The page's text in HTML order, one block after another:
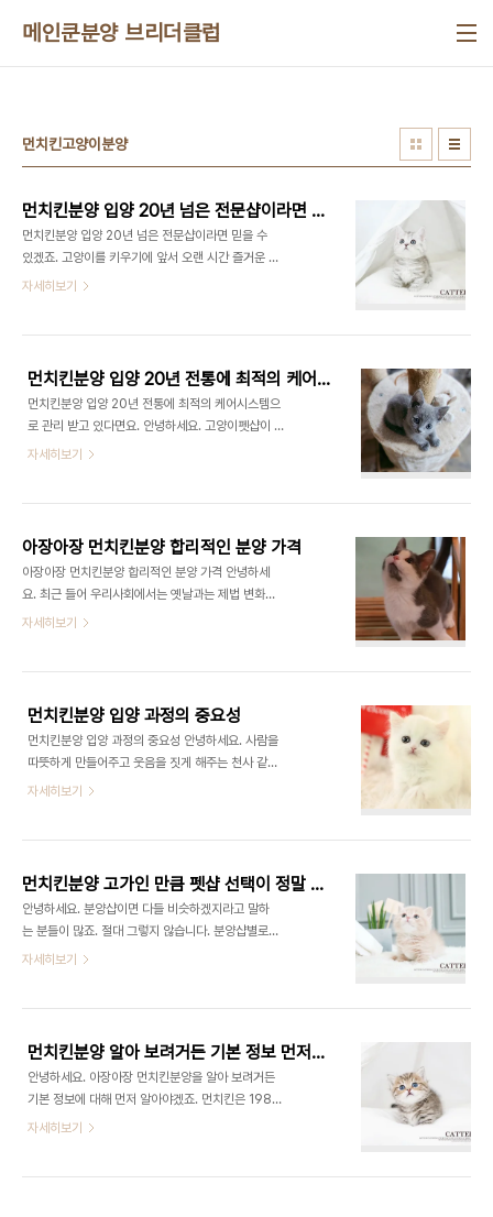
메인쿤분양 브리더클럽
먼치킨고양이분양
먼치킨분양 입양 20년 넘은 전문샵이라면 믿을 수 있겠죠.
먼치킨분양 입양 20년 넘은 전문샵이라면 믿을 수
있겠죠. 고양이를 키우기에 앞서 오랜 시간 즐거운 반
려 생활을 위해서 절대로 잊으면 안되는 점들이 있습
얼마 만큼의 덩치로 크는지를 미리 알고 나서 입양하
셔야 해요. 똑같은 묘종이라도 외모는 물론 성격이 대
부분 다릅니다. 대다수 분들이 어릴 때부터 같이 살아
야 기본적 훈련이나 교육이 제대로 되겠지라는 생각
에 2개월령의 아기 고양이를 선호하는 것 같더라고
60일 이상 무조건 넘어야만 해요. 이 부분에 대하여
자세히보기
먼치킨분양 입양 20년 전통에 최적의 케어시스템으로 관리 받고 있다면요.
먼치킨분양 입양 20년 전통에 최적의 케어시스템으
로 관리 받고 있다면요. 안녕하세요. 고양이펫샵이 대
부분 다르지 않을 거라고 말하는 분들이 많은데요. 절
은 물론 위생 등 모든 게 다릅니다. 같은 종이며 차이
나지 않는 퀄리티를 지녔어도 고양이 분양펫샵에 따
라서 분양가가 두 배 넘게 차이가 나는 경우가 많아
요. 그러니까 분양샵 선택이 진짜 중요하단 말을 반드
시 드리고 싶습니다. 고양이는 묘종에 따라 그리고 외
을 맞이하는 만큼 분양가에 거품이 없고 합리적인 분
자세히보기
아장아장 먼치킨분양 합리적인 분양 가격
아장아장 먼치킨분양 합리적인 분양 가격 안녕하세
요. 최근 들어 우리사회에서는 옛날과는 제법 변화된
시선으로 인해 많은 분들이 고양이 입양을 알아보러
요. 현재 진짜 멍멍이만큼 또는 멍멍이보다 한결 선호
도가 높은 게 바로 이 반려묘들인 것 같아요. 이러한
것들을 떠올리면 지금 시대에 지낸다는 게 정말 천만
다행이라는 기분이 드네요. 왜냐하면 예전에 지내게
되었다면 고양이들의 깜찍함을 모르고 있었을 거니
예전에 처음 독립했을 때 학교 근처 원룸에 살고 있었
들이..
자세히보기
먼치킨분양 입양 과정의 중요성
먼치킨분양 입양 과정의 중요성 안녕하세요. 사람을
따뜻하게 만들어주고 웃음을 짓게 해주는 천사 같은
존재가 있어요. 그 천사들은 바로 강아지와 고양이가
라고요. 고양이 입양이 지속적으로 늘고 있는 이유는
분명히 있는 것 같습니다. 고양이의 최고 강점은 배변
훈련이 불필요하다는 점이에요. 또한 독립적 성향이
있어서 부재 시 강아지 보단 외로움을 적게 느낀다는
거예요. 혼자 사시는 분들이 확실히 고양이를 많이 기
좋은 동행을 위해 결코 잊으면 안되는 부분들이 있습
자세히보기
먼치킨분양 고가인 만큼 펫샵 선택이 정말 중요해요.
안녕하세요. 분양샵이면 다들 비슷하겠지라고 말하
는 분들이 많죠. 절대 그렇지 않습니다. 분양샵별로
건강 분양가도 분양 뒤 사후관리 시스템도 대부분 다
분양하는 비용이 2배 3배 넘게 차이 나는 경우도 많
습니다. 따라서 펫샵의 선정이 정말 중요하단 얘기를
반드시 해드리고 싶습니다. 고양이는 묘종에 따라 그
리고 체형이나 외모별로 분양가 큰 차이가 납니다. 새
가족을 들이는만큼 가격거품이 없고 합리적인 분양
전통의 캐터리본점은 이것저것 거품 없이 고양이 본
자세히보기
먼치킨분양 알아 보려거든 기본 정보 먼저(성격 특징 종류 입양 분양가)
안녕하세요. 아장아장 먼치킨분양을 알아 보려거든
기본 정보에 대해 먼저 알아야겠죠. 먼치킨은 1980
년대 미국에서 처음 발견 된 고양이로 알려져 있습니
자세히보기